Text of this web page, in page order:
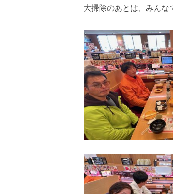
大掃除のあとは、みんな